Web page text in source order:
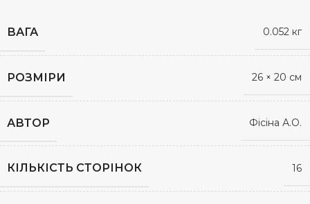
ВАГА 0.052 кг
РОЗМІРИ 26 × 20 см
АВТОР Фісіна А.О.
КІЛЬКІСТЬ СТОРІНОК 16